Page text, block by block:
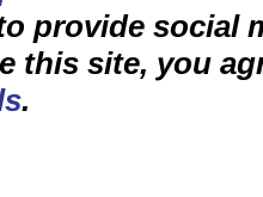
provide social
this site, you
.